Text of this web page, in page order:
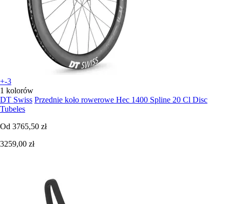
+-3
1 kolorów
DT Swiss Przednie koło rowerowe Hec 1400 Spline 20 Cl Disc
Tubeles
Od 3765,50 zł
3259,00 zł